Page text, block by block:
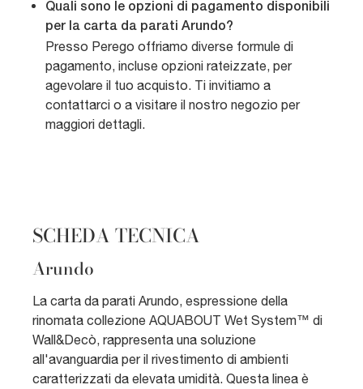
Quali sono le opzioni di pagamento disponibili
per la carta da parati Arundo?
Presso Perego offriamo diverse formule di
pagamento, incluse opzioni rateizzate, per
agevolare il tuo acquisto. Ti invitiamo a
contattarci o a visitare il nostro negozio per
maggiori dettagli.
SCHEDA TECNICA
Arundo
La carta da parati Arundo, espressione della
rinomata collezione AQUABOUT Wet System™ di
Wall&Decò, rappresenta una soluzione
all'avanguardia per il rivestimento di ambienti
caratterizzati da elevata umidità. Questa linea è